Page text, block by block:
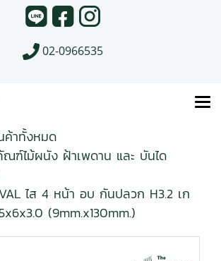
02-0966535
ค้าทั้งหมด
ฑ์ไม้ผนัง ฝ้าเพดาน และ บันได
ไส 4 หน้า อบ กันปลวก H3.2 เก
(9mm.x130mm.)